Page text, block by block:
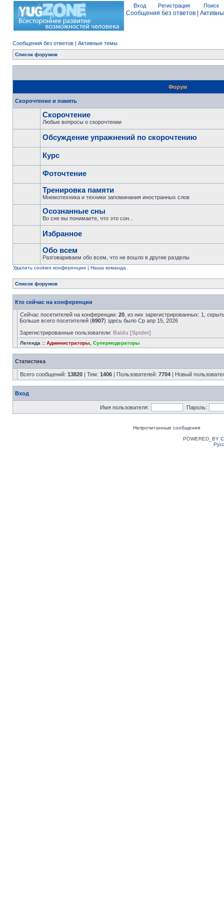
Вход Регистрация Поиск
Сообщения без ответов
Сообщения без ответов | Активные темы
Список форумов
Форум
Скорочтение и память
Скорочтение
Любые вопросы о скорочтении
Обсуждение упражнений по скорочтению
Курс
Фоточтение
Тренировка памяти
Мнемотехника и техники запоминания иностранных слов
Осознанные сны
Во сне вы понимаете, что это сон...
Избранное
Обо всем
Разговариваем обо всем, что не вошло в другие разделы
Удалить cookies конференции | Наша команда
Список форумов
Кто сейчас на конференции
Сейчас посетителей на конференции: 20 , из них зарегистрированных: 1,
Больше всего посетителей (6907) здесь было Ср апр 15, 2026
Зарегистрированные пользователи: Baidu [Spider]
Легенда :: Администраторы Супермодераторы
Статистика
Всего сообщений: 13820 | Тем: 1406 | Пользователей: 7704 | Новый
Вход
Имя пользователя: Пароль:
Непрочитанные сообщения
POWERED_BY